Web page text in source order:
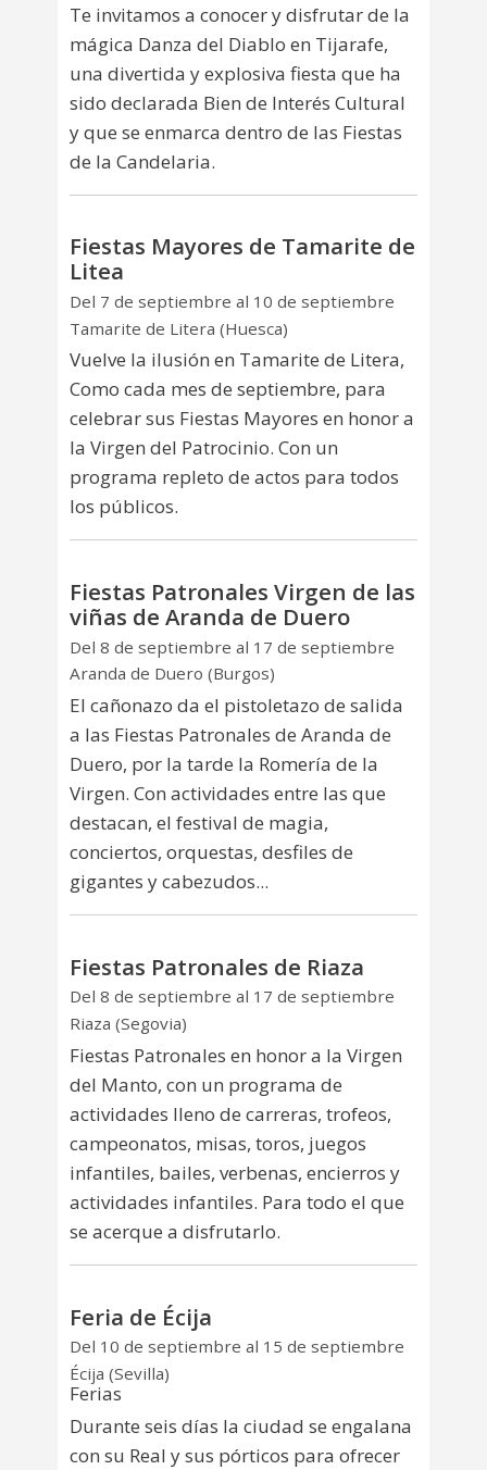
Te invitamos a conocer y disfrutar de la
mágica Danza del Diablo en Tijarafe,
una divertida y explosiva fiesta que ha
sido declarada Bien de Interés Cultural
y que se enmarca dentro de las Fiestas
de la Candelaria.
Fiestas Mayores de Tamarite de
Litea
Del 7 de septiembre al 10 de septiembre
Tamarite de Litera (Huesca)
Vuelve la ilusión en Tamarite de Litera,
Como cada mes de septiembre, para
celebrar sus Fiestas Mayores en honor a
la Virgen del Patrocinio. Con un
programa repleto de actos para todos
los públicos.
Fiestas Patronales Virgen de las
viñas de Aranda de Duero
Del 8 de septiembre al 17 de septiembre
Aranda de Duero (Burgos)
El cañonazo da el pistoletazo de salida
a las Fiestas Patronales de Aranda de
Duero, por la tarde la Romería de la
Virgen. Con actividades entre las que
destacan, el festival de magia,
conciertos, orquestas, desfiles de
gigantes y cabezudos...
Fiestas Patronales de Riaza
Del 8 de septiembre al 17 de septiembre
Riaza (Segovia)
Fiestas Patronales en honor a la Virgen
del Manto, con un programa de
actividades lleno de carreras, trofeos,
campeonatos, misas, toros, juegos
infantiles, bailes, verbenas, encierros y
actividades infantiles. Para todo el que
se acerque a disfrutarlo.
Feria de Écija
Del 10 de septiembre al 15 de septiembre
Écija (Sevilla)
Ferias
Durante seis días la ciudad se engalana
con su Real y sus pórticos para ofrecer